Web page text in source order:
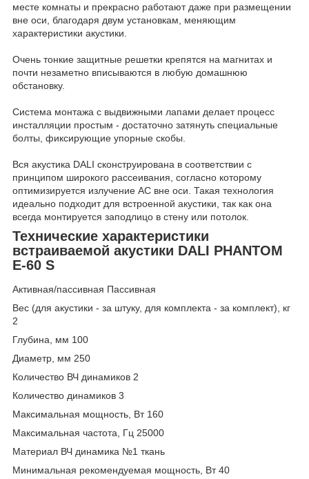
месте комнаты и прекрасно работают даже при размещении
вне оси, благодаря двум установкам, меняющим
характеристики акустики.
Очень тонкие защитные решетки крепятся на магнитах и
почти незаметно вписываются в любую домашнюю
обстановку.
Система монтажа с выдвижными лапами делает процесс
инсталляции простым - достаточно затянуть специальные
болты, фиксирующие упорные скобы.
Вся акустика DALI сконструирована в соответствии с
принципом широкого рассеивания, согласно которому
оптимизируется излучение АС вне оси. Такая технология
идеально подходит для встроенной акустики, так как она
всегда монтируется заподлицо в стену или потолок.
Технические характеристики
встраиваемой акустики DALI PHANTOM
E-60 S
Активная/пассивная Пассивная
Вес (для акустики - за штуку, для комплекта - за комплект), кг
2
Глубина, мм 100
Диаметр, мм 250
Количество ВЧ динамиков 2
Количество динамиков 3
Максимальная мощность, Вт 160
Максимальная частота, Гц 25000
Материал ВЧ динамика №1 ткань
Минимальная рекомендуемая мощность, Вт 40